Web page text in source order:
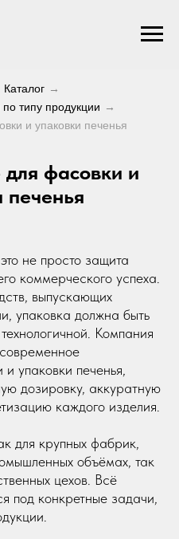
Каталог →
типу продукции →
и упаковки печенья
фасовки и
печенья
не просто защита
коммерческого успеха.
выпускающих
упаковка должна быть
Компания
упаковки печенья,
дозировку, аккуратную
каждого изделия.
для крупных фабрик,
объёмах, так
цехов. Всё
под конкретные задачи,